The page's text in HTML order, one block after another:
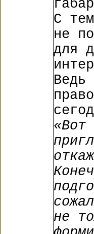
С
не
для
Ведь
«Вот
не